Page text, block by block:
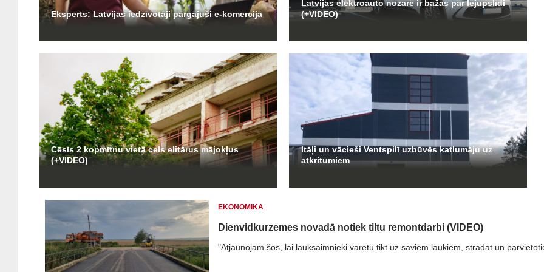
Eksperts: Latvijas iedzīvotāji pārgājuši e-komercijā
Latvijas elektroauto nozarē ir bažas par lejupslīdi
(+VIDEO)
Cēsīs 2 kopmītņu vietā cels elitārus mājokļus
(+VIDEO)
Itāļi un vācieši Ventspilī uzbūvēs katlumāju uz
atkritumiem
EKONOMIKA
Dienvidkurzemes novadā notiek tiltu remontdarbi (VIDEO)
"Atjaunojam šos, lai lauksaimnieki varētu tikt uz saviem laukiem, strādāt un